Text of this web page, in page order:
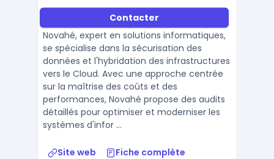
Contacter
Novahé, expert en solutions informatiques,
se spécialise dans la sécurisation des
données et l'hybridation des infrastructures
vers le Cloud. Avec une approche centrée
sur la maîtrise des coûts et des
performances, Novahé propose des audits
détaillés pour optimiser et moderniser les
systèmes d'infor ...
Site web Fiche complète